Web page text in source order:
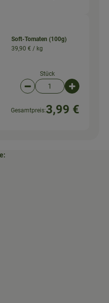
Soft-Tomaten (100g)
39,90 € / kg
Stück
Artikelanzahl
Gesamtpreis:3,99 €
www.instagram.com/
https://mailchi.mp/